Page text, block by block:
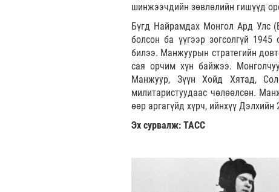
шинжээчдийн зөвлөлийн гишүүд
Бүгд Найрамдах Монгол Ард Улс
болсон ба үүгээр зогсолгүй
билээ. Манжуурын стратегийн
сая орчим хүн байжээ.
Манжуур, Зүүн Хойд Хятад,
милитаристуудаас чөлөөлсөн.
өөр аргагүйд хүрч, ийнхүү
Эх сурвалж: ТАСС